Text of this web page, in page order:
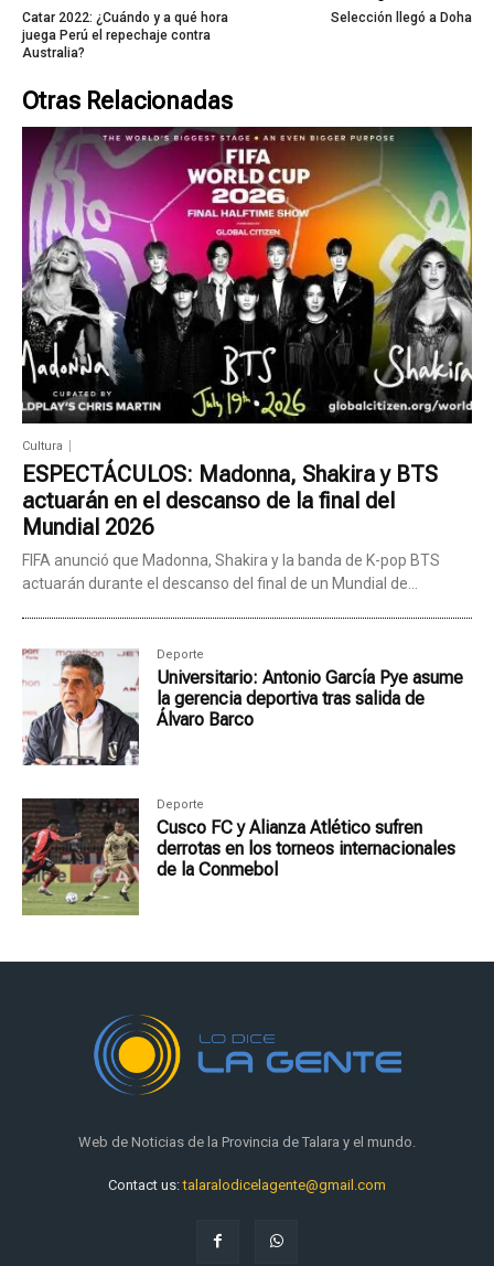
Catar 2022: ¿Cuándo y a qué hora
juega Perú el repechaje contra
Australia?
Selección llegó a Doha
Otras Relacionadas
Cultura
ESPECTÁCULOS: Madonna, Shakira y BTS
actuarán en el descanso de la final del
Mundial 2026
FIFA anunció que Madonna, Shakira y la banda de K-pop BTS
actuarán durante el descanso del final de un Mundial de...
Deporte
Universitario: Antonio García Pye asume
la gerencia deportiva tras salida de
Álvaro Barco
Deporte
Cusco FC y Alianza Atlético sufren
derrotas en los torneos internacionales
de la Conmebol
Web de Noticias de la Provincia de Talara y el mundo.
Contact us:talaralodicelagente@gmail.com